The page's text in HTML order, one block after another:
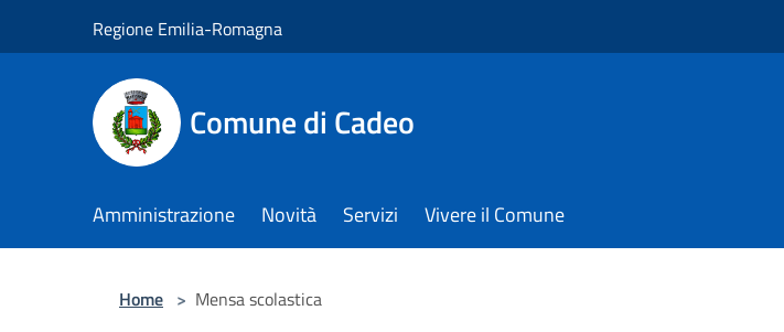
Regione Emilia-Romagna
Comune di Cadeo
Amministrazione Novità Servizi Vivere il Comune
Home > Mensa scolastica